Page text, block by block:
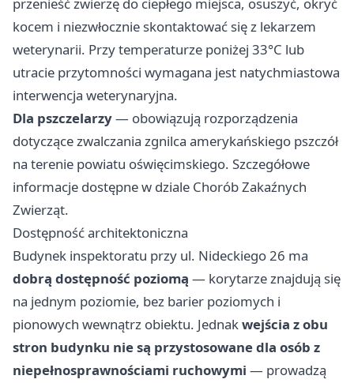
przenieść zwierzę do ciepłego miejsca, osuszyć, okryć
kocem i niezwłocznie skontaktować się z lekarzem
weterynarii. Przy temperaturze poniżej 33°C lub
utracie przytomności wymagana jest natychmiastowa
interwencja weterynaryjna.
Dla pszczelarzy— obowiązują rozporządzenia
dotyczące zwalczania zgnilca amerykańskiego pszczół
na terenie powiatu oświęcimskiego. Szczegółowe
informacje dostępne w dziale Chorób Zakaźnych
Zwierząt.
Dostępność architektoniczna
Budynek inspektoratu przy ul. Nideckiego 26 ma
dobrą dostępność poziomą — korytarze znajdują się
na jednym poziomie, bez barier poziomych i
pionowych wewnątrz obiektu. Jednakwejścia z obu
stron budynku nie są przystosowane dla osób z
niepełnosprawnościami ruchowymi — prowadzą